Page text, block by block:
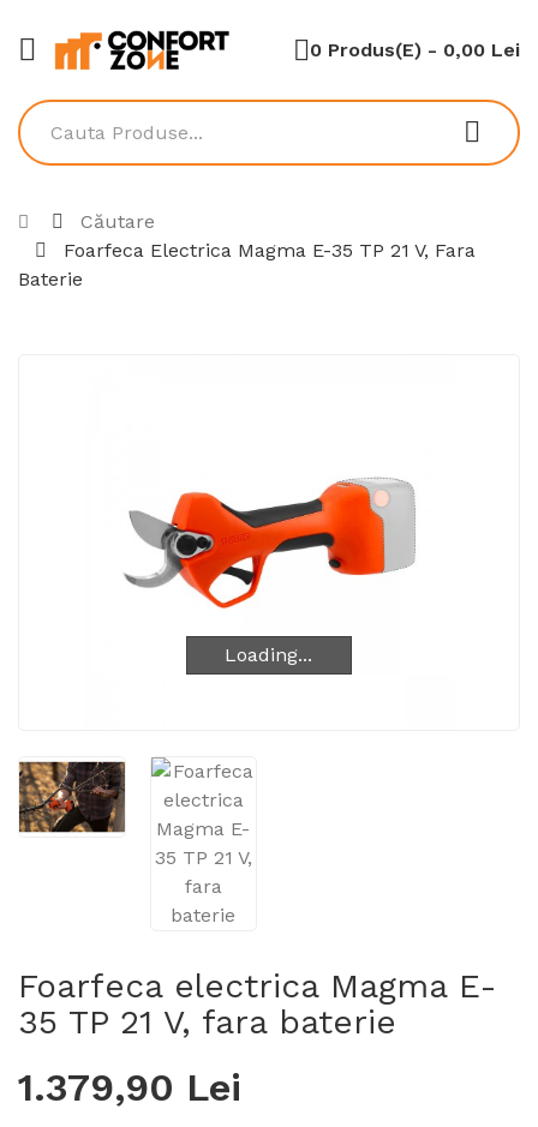
0 Produs(e) - 0,00 Lei
Căutare
Foarfeca Electrica Magma E-35 TP 21 V, Fara
Baterie
Loading...
Loading...
Foarfeca electrica Magma E-
35 TP 21 V, fara baterie
1.379,90 Lei